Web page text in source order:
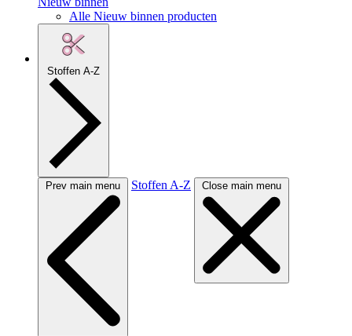
Alle Nieuw binnen producten
Stoffen A-Z
Prev main menu Stoffen A-Z Close main menu